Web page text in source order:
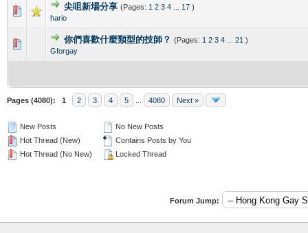
尖咀新場分享 (Pages: 1 2 3 4 17 )
hario
0 Vote(s) - 0 out of 5 in Average
1 2 345
你們喜歡什麼類型的技師？ (Pages: 1 2 3 4 21 )
Gforgay
0 Vote(s) - 0 out of 5 in Average
123 4 5
Pages (4080): 1 2 3 4 5 4080 Next »
New Posts
Hot Thread (New)
Hot Thread (No New)
No New Posts
Contains Posts by You
Locked Thread
Forum Jump: